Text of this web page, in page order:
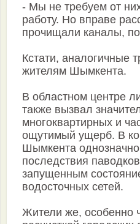
- Мы не требуем от
работу. Но вправе
прочищали каналы,
Кстати, аналогичные
жителям Шымкента.
В областном центре
также вызвал
многоквартирных и
ощутимый ущерб. В
Шымкента
последствия
запущенным
водосточных сетей.
Жители же, особенно